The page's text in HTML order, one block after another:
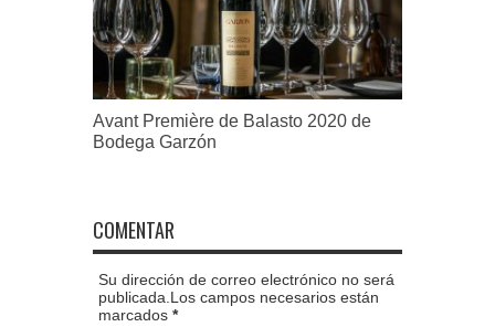
Avant Première de Balasto 2020 de
Bodega Garzón
COMENTAR
Su dirección de correo electrónico no será
publicada.Los campos necesarios están
marcados *